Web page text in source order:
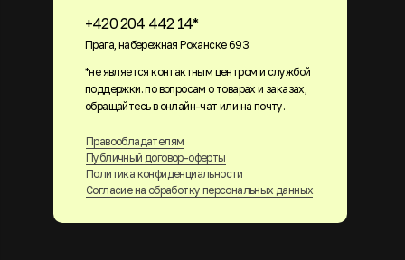
+420 204 442 14*
Прага, набережная Роханске 693
Правообладателям
Публичный договор-оферты
Политика конфиденциальности
Согласие на обработку персональных данных
*не является контактным центром и службой
поддержки. по вопросам о товарах и заказах,
обращайтесь в онлайн-чат или на почту.